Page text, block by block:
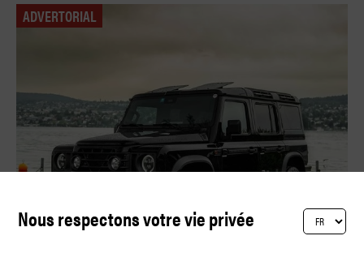
ADVERTORIAL
Nous respectons votre vie privée